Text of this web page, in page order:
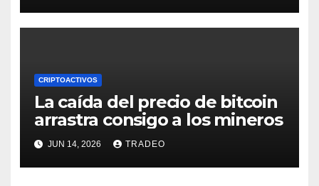
CRIPTOACTIVOS
La caída del precio de bitcoin
arrastra consigo a los mineros
JUN 14, 2026 TRADEO